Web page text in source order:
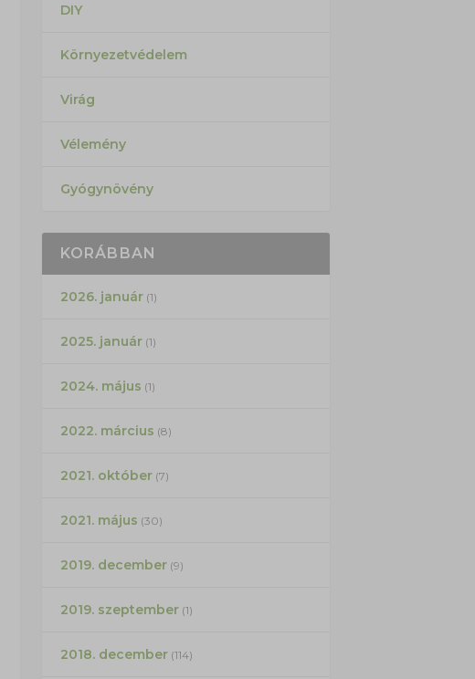
DIY
Környezetvédelem
Virág
Vélemény
Gyógynövény
KORÁBBAN
2026. január(1)
2025. január(1)
2024. május (1)
2022. március (8)
2021. október(7)
2021. május (30)
2019. december(9)
2019. szeptember(1)
2018. december(114)